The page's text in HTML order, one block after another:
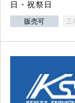
日・祝祭日
販売可 工